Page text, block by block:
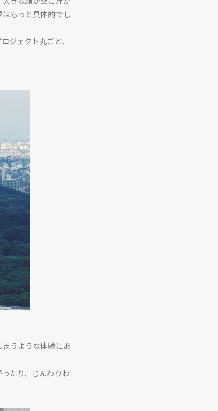
もっと具体的でし
ジェクト丸ごと、
うような体験にあ
たり、じんわりわ